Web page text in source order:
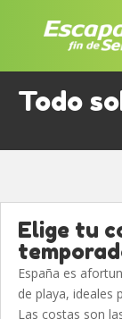
Todo
Elige tu
España es
de playa, ideales
Las costas son